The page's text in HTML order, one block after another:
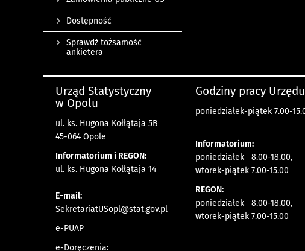
Dostępność
Sprawdź tożsamość
ankietera
Urząd Statystyczny
w Opolu
ul. ks. Hugona Kołłątaja 5B
45-064 Opole
Informatorium i REGON:
ul. ks. Hugona Kołłątaja 14
E-mail:
SekretariatUSopl@stat.gov.pl
e-PUAP
e-Doręczenia:
Godziny pracy
poniedziałek-piątek 7.00-
Informatorium:
poniedziałek 8.00-18.00,
wtorek-piątek 7.00-15.00
REGON:
poniedziałek 8.00-18.00,
wtorek-piątek 7.00-15.00